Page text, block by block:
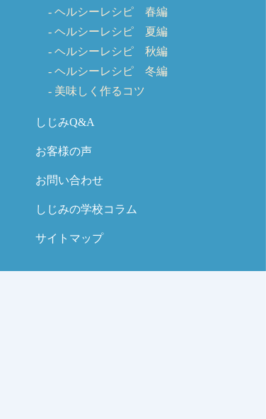
ヘルシーレシピ 春編
ヘルシーレシピ 夏編
ヘルシーレシピ 秋編
ヘルシーレシピ 冬編
美味しく作るコツ
しじみQ&A
お客様の声
お問い合わせ
しじみの学校コラム
サイトマップ